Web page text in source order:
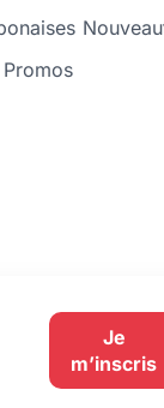
Promos
Je
m’inscris